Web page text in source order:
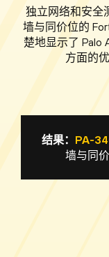
独立网络和安全
墙与同价位的
楚地显示了 Palo
方面的
结果： PA-
墙与同